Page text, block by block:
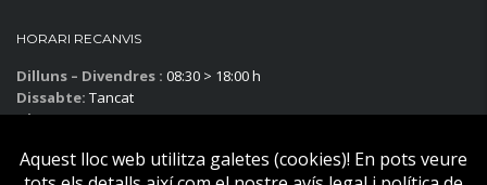
HORARI RECANVIS
Dilluns – Divendres : 08:30 > 18:00 h
Dissabte: Tancat
Diumenge:Tancat